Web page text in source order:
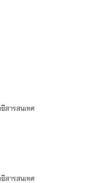
สารสนเทศ
สารสนเทศ